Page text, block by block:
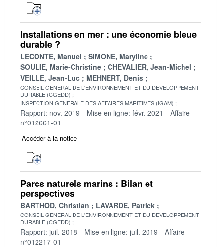
Installations en mer : une économie bleue
durable ?
LECONTE, Manuel
SIMONE, Maryline
SOULIE, Marie-Christine
CHEVALIER, Jean-Michel
VEILLE, Jean-Luc
MEHNERT, Denis
CONSEIL GENERAL DE L'ENVIRONNEMENT ET DU DEVELOPPEMENT
DURABLE (CGEDD)
INSPECTION GENERALE DES AFFAIRES MARITIMES (IGAM)
Rapport: nov. 2019 Mise en ligne: févr. 2021
Affaire
n°012661-01
Accéder à la notice
Parcs naturels marins : Bilan et
perspectives
BARTHOD, Christian LAVARDE, Patrick
CONSEIL GENERAL DE L'ENVIRONNEMENT ET DU DEVELOPPEMENT
DURABLE (CGEDD)
Rapport: juil. 2018 Mise en ligne: juil. 2019
Affaire
n°012217-01